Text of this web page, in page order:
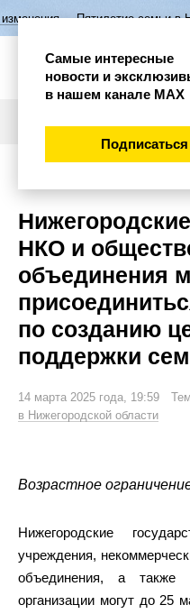
Пятилетие семьи в
НКО и
объединения
по созданию
поддержки
14 марта 2025 года, 19:59
в Нижегородской области
Возрастное
Нижегородские
учреждения,
объединения, а также
организации могут до 25
Самые интересные
новости и
в нашем канале МАХ
Подписаться